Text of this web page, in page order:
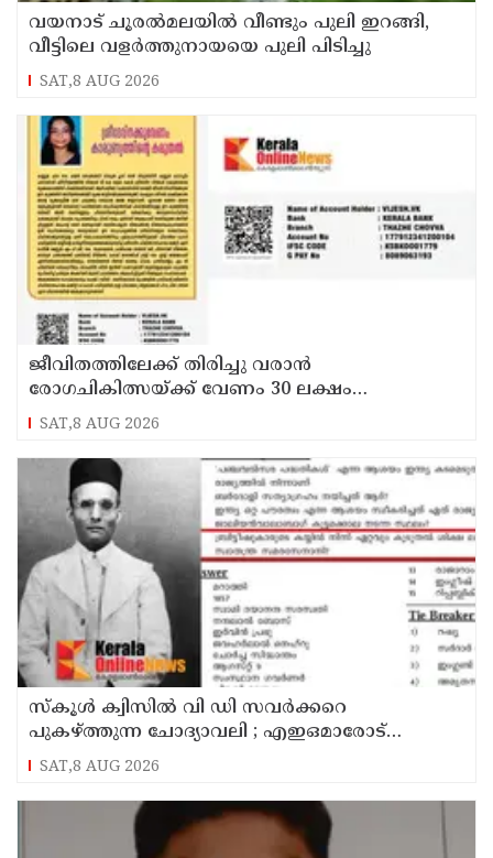
വയനാട് ചൂരൽമലയിൽ വീണ്ടും പുലി ഇറങ്ങി,
വീട്ടിലെ വളർത്തുനായയെ പുലി പിടിച്ചു
SAT,8 AUG 2026
ജീവിതത്തിലേക്ക് തിരിച്ചു വരാൻ
രോഗചികിത്സയ്ക്ക് വേണം 30 ലക്ഷം
ശ്രീദേവ്നക്കു വേണം കാരുണ്യത്തിൻ്റെ കരുതൽ
SAT,8 AUG 2026
സ്‌കൂൾ ക്വിസിൽ വി ഡി സവർക്കറെ
പുകഴ്ത്തുന്ന ചോദ്യാവലി ; എഇഒമാരോട്
റിപ്പോർട്ട് തേടി കാസർകോട് ജില്ലാ വിദ്യാഭ്യാസ
ഉപഡയറക്ടർ
SAT,8 AUG 2026